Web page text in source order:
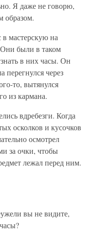
Я даже не говорю,
образом.
мастерскую на
были в таком
в них часы. Он
перегнулся через
то, вытянулся
из кармана.
вдребезги. Когда
осколков и кусочков
осмотрел
за очки, чтобы
лежал перед ним.
вы не видите,